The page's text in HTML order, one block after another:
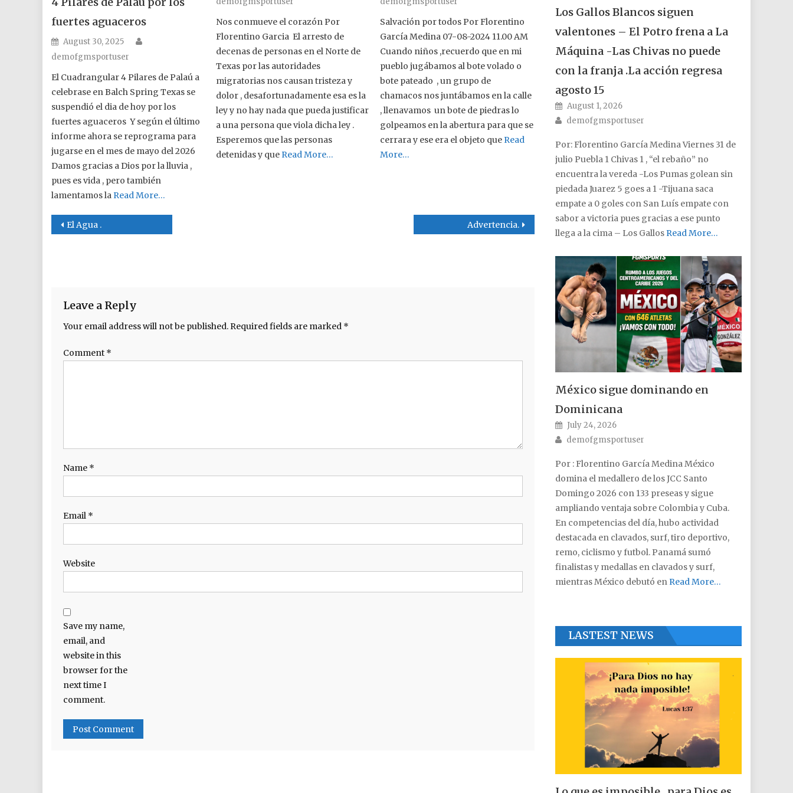
fuertes aguaceros
Posted on
August 30, 2025
demofgmsportuser
El Cuadrangular 4 Pilares de Palaú a
celebrase en Balch Spring Texas se
suspendió el dia de hoy por los
fuertes aguaceros Y según el último
informe ahora se reprograma para
jugarse en el mes de mayo del 2026
Damos gracias a Dios por la lluvia ,
pues es vida , pero también
lamentamos la Read More…
Nos conmueve el corazón Por
Florentino Garcia El arresto de
decenas de personas en el Norte de
Texas por las autoridades
migratorias nos causan tristeza y
dolor , desafortunadamente esa es la
ley y no hay nada que pueda justificar
a una persona que viola dicha ley .
Esperemos que las personas
detenidas y queRead More…
Salvación por todos Por Florentino
García Medina 07-08-2024 11.00 AM
Cuando niños ,recuerdo que en mi
pueblo jugábamos al bote volado o
bote pateado , un grupo de
chamacos nos juntábamos en la calle
, llenavamos un bote de piedras lo
golpeamos en la abertura para que se
cerrara y ese era el objeto que Read
More…
Post navigation
El Agua . Advertencia.
Leave a Reply
Your email address will not be published. Required fields are marked *
Comment *
Name *
Email *
Website
Save my name,
email, and
website in this
browser for the
next time I
comment.
Los Gallos Blancos siguen
valentones – El Potro frena a La
Máquina -Las Chivas no puede
con la franja .La acción regresa
agosto 15
Posted on
August 1, 2026
Author
demofgmsportuser
Por: Florentino García Medina Viernes 31 de
julio Puebla 1 Chivas 1 , “el rebaño” no
encuentra la vereda -Los Pumas golean sin
piedada Juarez 5 goes a 1 -Tijuana saca
empate a 0 goles con San Luís empate con
sabor a victoria pues gracias a ese punto
llega a la cima – Los Gallos Read More…
México sigue dominando en
Dominicana
Posted on
July 24, 2026
Author
demofgmsportuser
Por : Florentino García Medina México
domina el medallero de los JCC Santo
Domingo 2026 con 133 preseas y sigue
ampliando ventaja sobre Colombia y Cuba.
En competencias del día, hubo actividad
destacada en clavados, surf, tiro deportivo,
remo, ciclismo y futbol. Panamá sumó
finalistas y medallas en clavados y surf,
mientras México debutó en Read More…
LASTEST NEWS